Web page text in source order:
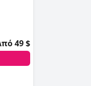
49 $